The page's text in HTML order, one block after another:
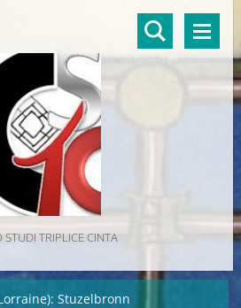
STUDI TRIPLICE CINTA
Stuzelbronn